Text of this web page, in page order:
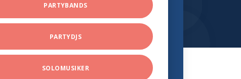
PARTYBANDS
PARTYDJS
SOLOMUSIKER